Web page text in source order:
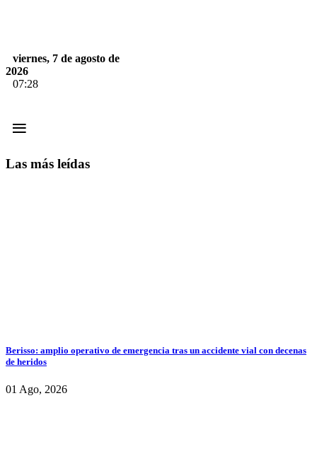
viernes, 7 de agosto de
2026
07:28
≡
Las más leídas
Berisso: amplio operativo de emergencia tras un accidente vial con decenas
de heridos
01 Ago, 2026